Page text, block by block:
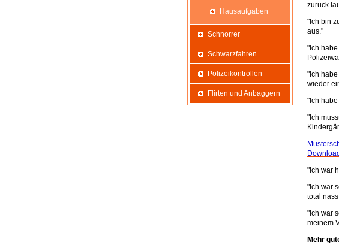
zurück
"Ich bin
aus."
"Ich
"Ich
wieder
"Ich
"Ich
"Ich war
"Ich war
total
"Ich war
meinem
Mehr
Hausaufgaben
Schnorrer
Schwarzfahren
Polizeikontrollen
Flirten und Anbaggern